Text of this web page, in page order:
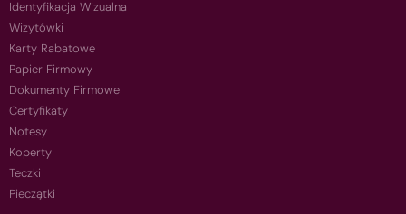
Identyfikacja Wizualna
Wizytówki
Karty Rabatowe
Papier Firmowy
Dokumenty Firmowe
Certyfikaty
Notesy
Koperty
Teczki
Pieczątki